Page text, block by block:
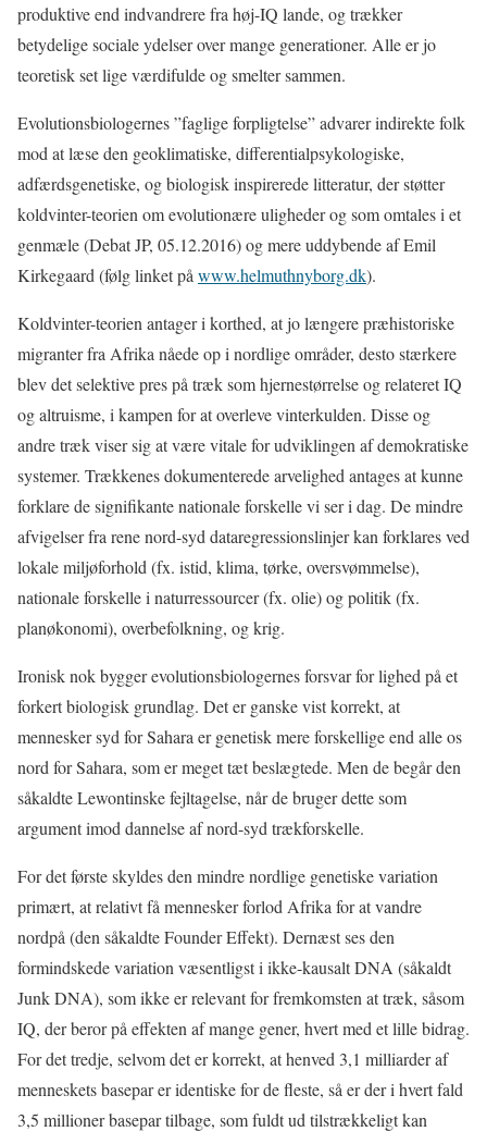
produktive end indvandrere fra høj-IQ lande, og trækker
betydelige sociale ydelser over mange generationer. Alle er jo
teoretisk set lige værdifulde og smelter sammen.
Evolutionsbiologernes ”faglige forpligtelse” advarer indirekte folk
mod at læse den geoklimatiske, differentialpsykologiske,
adfærdsgenetiske, og biologisk inspirerede litteratur, der støtter
koldvinter-teorien om evolutionære uligheder og som omtales i et
genmæle (Debat JP, 05.12.2016) og mere uddybende af Emil
Kirkegaard (følg linket på www.helmuthnyborg.dk).
Koldvinter-teorien antager i korthed, at jo længere præhistoriske
migranter fra Afrika nåede op i nordlige områder, desto stærkere
blev det selektive pres på træk som hjernestørrelse og relateret IQ
og altruisme, i kampen for at overleve vinterkulden. Disse og
andre træk viser sig at være vitale for udviklingen af demokratiske
systemer. Trækkenes dokumenterede arvelighed antages at kunne
forklare de signifikante nationale forskelle vi ser i dag. De mindre
afvigelser fra rene nord-syd dataregressionslinjer kan forklares ved
lokale miljøforhold (fx. istid, klima, tørke, oversvømmelse),
nationale forskelle i naturressourcer (fx. olie) og politik (fx.
planøkonomi), overbefolkning, og krig.
Ironisk nok bygger evolutionsbiologernes forsvar for lighed på et
forkert biologisk grundlag. Det er ganske vist korrekt, at
mennesker syd for Sahara er genetisk mere forskellige end alle os
nord for Sahara, som er meget tæt beslægtede. Men de begår den
såkaldte Lewontinske fejltagelse, når de bruger dette som
argument imod dannelse af nord-syd trækforskelle.
For det første skyldes den mindre nordlige genetiske variation
primært, at relativt få mennesker forlod Afrika for at vandre
nordpå (den såkaldte Founder Effekt). Dernæst ses den
formindskede variation væsentligst i ikke-kausalt DNA (såkaldt
Junk DNA), som ikke er relevant for fremkomsten at træk, såsom
IQ, der beror på effekten af mange gener, hvert med et lille bidrag.
For det tredje, selvom det er korrekt, at henved 3,1 milliarder af
menneskets basepar er identiske for de fleste, så er der i hvert fald
3,5 millioner basepar tilbage, som fuldt ud tilstrækkeligt kan